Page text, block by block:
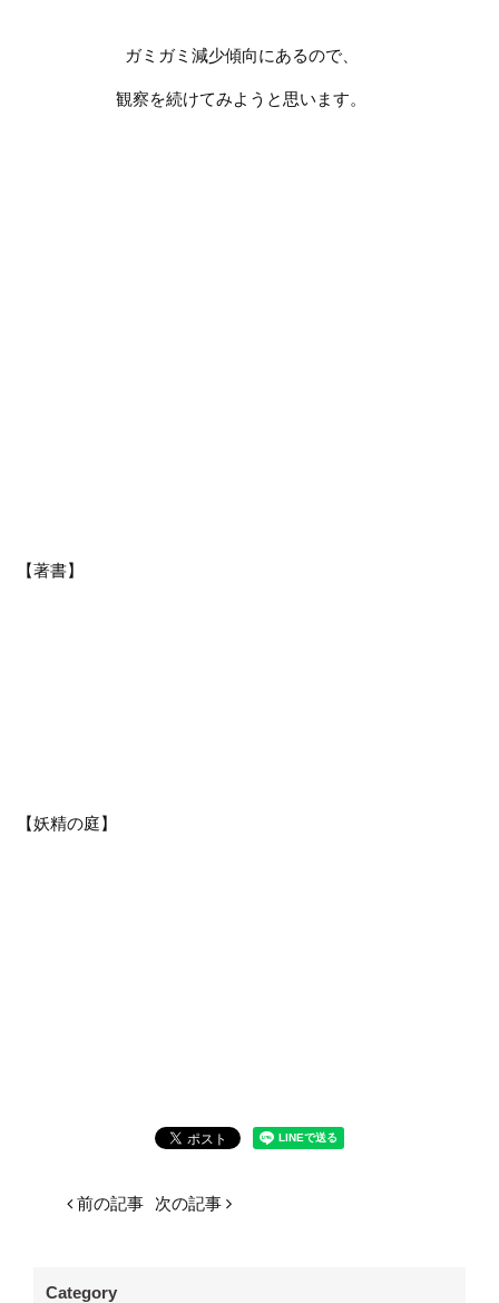
ガミガミ減少傾向にあるので、
観察を続けてみようと思います。
【著書】
【妖精の庭】
前の記事 次の記事
Category